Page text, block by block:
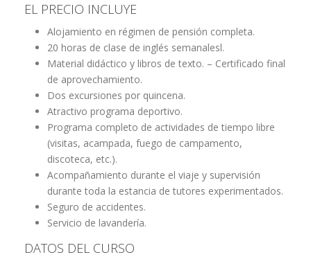
EL PRECIO INCLUYE
Alojamiento en régimen de pensión completa.
20 horas de clase de inglés semanalesl.
Material didáctico y libros de texto. – Certificado final
de aprovechamiento.
Dos excursiones por quincena.
Atractivo programa deportivo.
Programa completo de actividades de tiempo libre
(visitas, acampada, fuego de campamento,
discoteca, etc.).
Acompañamiento durante el viaje y supervisión
durante toda la estancia de tutores experimentados.
Seguro de accidentes.
Servicio de lavandería.
DATOS DEL CURSO